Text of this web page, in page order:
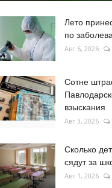
Лето
по
Авг 6, 2026
Сотне
взыскания
Авг 3, 2026
Сколько
сядут за
Авг 1, 2026